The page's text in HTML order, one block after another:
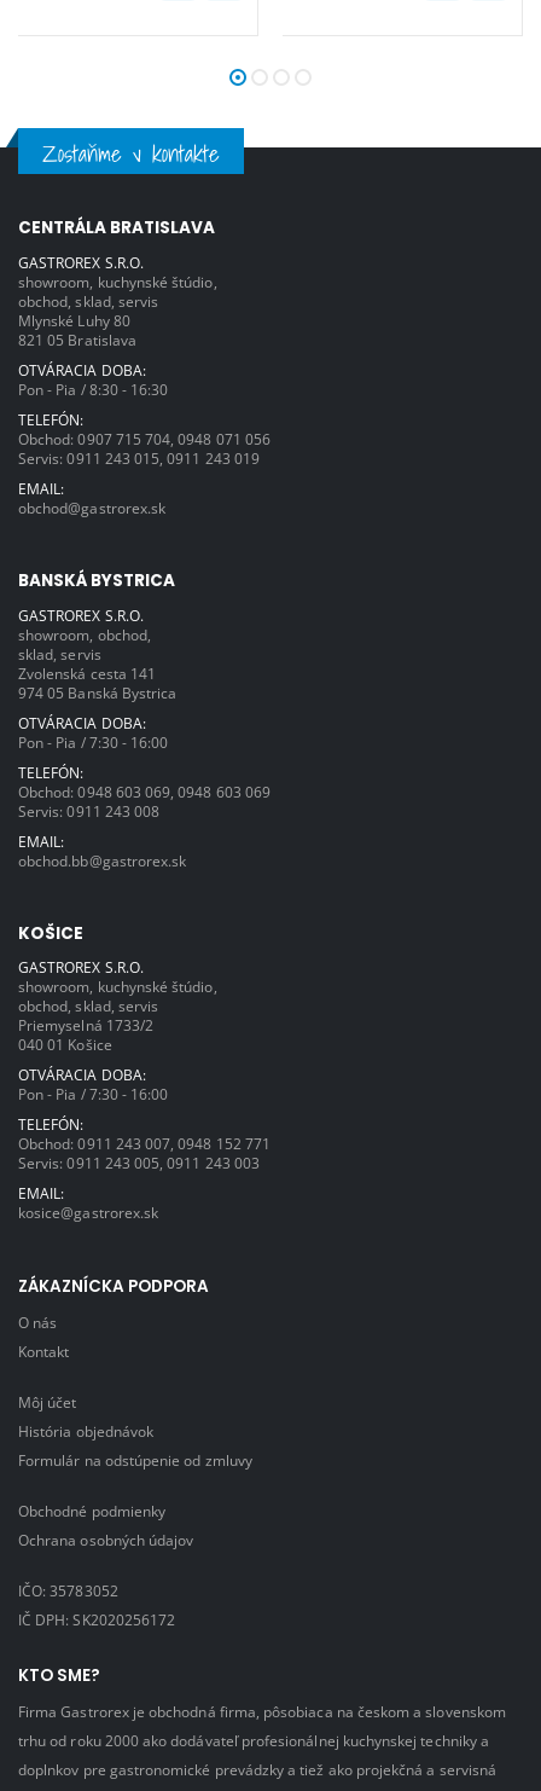
Zostaňme v kontakte
CENTRÁLA BRATISLAVA
GASTROREX S.R.O.
showroom, kuchynské štúdio,
obchod, sklad, servis
Mlynské Luhy 80
821 05 Bratislava
OTVÁRACIA DOBA:
Pon - Pia / 8:30 - 16:30
TELEFÓN:
Obchod:0907 715 704 ,0948 071 056
Servis:0911 243 015 ,0911 243 019
EMAIL:
obchod@gastrorex.sk
BANSKÁ BYSTRICA
GASTROREX S.R.O.
showroom, obchod,
sklad, servis
Zvolenská cesta 141
974 05 Banská Bystrica
OTVÁRACIA DOBA:
Pon - Pia / 7:30 - 16:00
TELEFÓN:
Obchod:0948 603 069 ,0948 603 069
Servis:0911 243 008
EMAIL:
obchod.bb@gastrorex.sk
KOŠICE
GASTROREX S.R.O.
showroom, kuchynské štúdio,
obchod, sklad, servis
Priemyselná 1733/2
040 01 Košice
OTVÁRACIA DOBA:
Pon - Pia / 7:30 - 16:00
TELEFÓN:
Obchod:0911 243 007,0948 152 771
Servis:0911 243 005,0911 243 003
EMAIL:
kosice@gastrorex.sk
ZÁKAZNÍCKA PODPORA
O nás
Kontakt
Môj účet
História objednávok
Formulár na odstúpenie od zmluvy
Obchodné podmienky
Ochrana osobných údajov
IČO: 35783052
IČ DPH: SK2020256172
KTO SME?
Firma Gastrorex je obchodná firma, pôsobiaca na českom a slovenskom
trhu od roku 2000 ako dodávateľ profesionálnej kuchynskej techniky a
doplnkov pre gastronomické prevádzky a tiež ako projekčná a servisná